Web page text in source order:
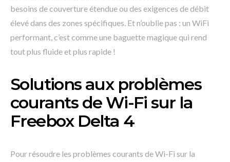
besoins de couverture étendue ou des exigences de débit
élevé dans des zones spécifiques. Et n’oublie pas : un WiFi
performant, c’est comme une baguette magique qui rend
tout plus fluide et plus rapide !
Solutions aux problèmes
courants de Wi-Fi sur la
Freebox Delta 4
Pour résoudre les problèmes courants de Wi-Fi sur la